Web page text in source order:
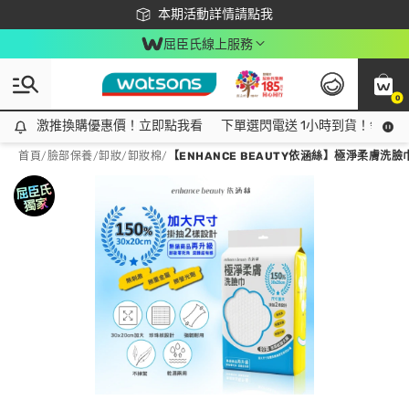
本期活動詳情請點我
下載app最高回饋$350
屈臣氏線上服務
0
激推換購優惠價！立即點我看
激推換購優惠價！立即點我看 下單選閃電送 1小時到貨！領神
首頁/臉部保養/卸妝/卸妝棉/ 【ENHANCE BEAUTY依涵絲】極淨柔膚洗